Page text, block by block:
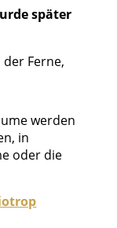
später
Ferne,
werden
in
oder die